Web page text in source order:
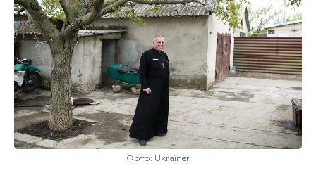
Фото: Ukraїner